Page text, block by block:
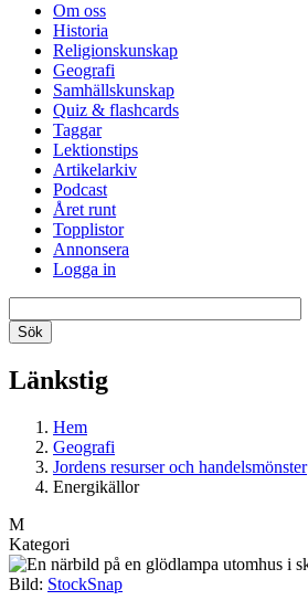
Om oss
Historia
Religionskunskap
Geografi
Samhällskunskap
Quiz & flashcards
Taggar
Lektionstips
Artikelarkiv
Podcast
Året runt
Topplistor
Annonsera
Logga in
Länkstig
Hem
Geografi
Jordens resurser och handelsmönster
Energikällor
M
Kategori
Bild: StockSnap